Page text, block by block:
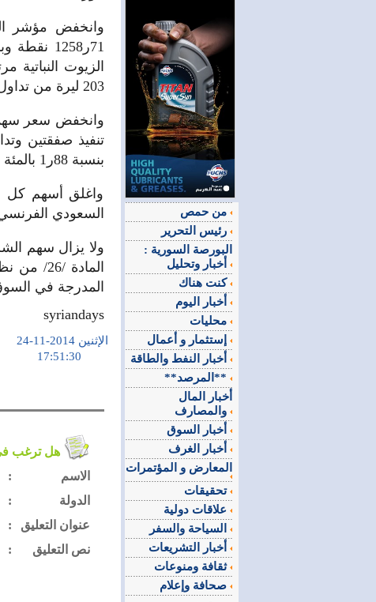
203 ليرة من تداول 500ر2 سهم في 5 صفقات بقيمة إجمالية 507500 ليرة.
بنسبة 88ر1 بالمئة ليغلق على سعر 50ر104 بعد تداول 2000 سهم بقيمة 209000 ليرة.
واغلق أسهم كل
السعودي
ولا يزال سهم
المادة
المدرجة في
syriandays
الإثنين 2014-11-24
هل ترغب في التعليق على الموضوع ؟
:
الاسم
:
الدولة
:
عنوان التعليق
:
نص التعليق
البورصة السورية :
كنت هناك
**المرصد**
أخبار المال
المعارض و المؤتمرات
تحقيقات
ثقافة ومنوعات